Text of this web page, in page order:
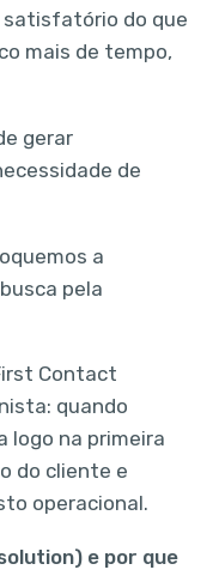
satisfatório do que
mais de tempo,
gerar
de
a
pela
Contact
quando
logo na primeira
do cliente e
operacional.
e por que